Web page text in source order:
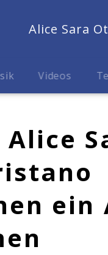
Alice Sara
Videos
Alice
ein